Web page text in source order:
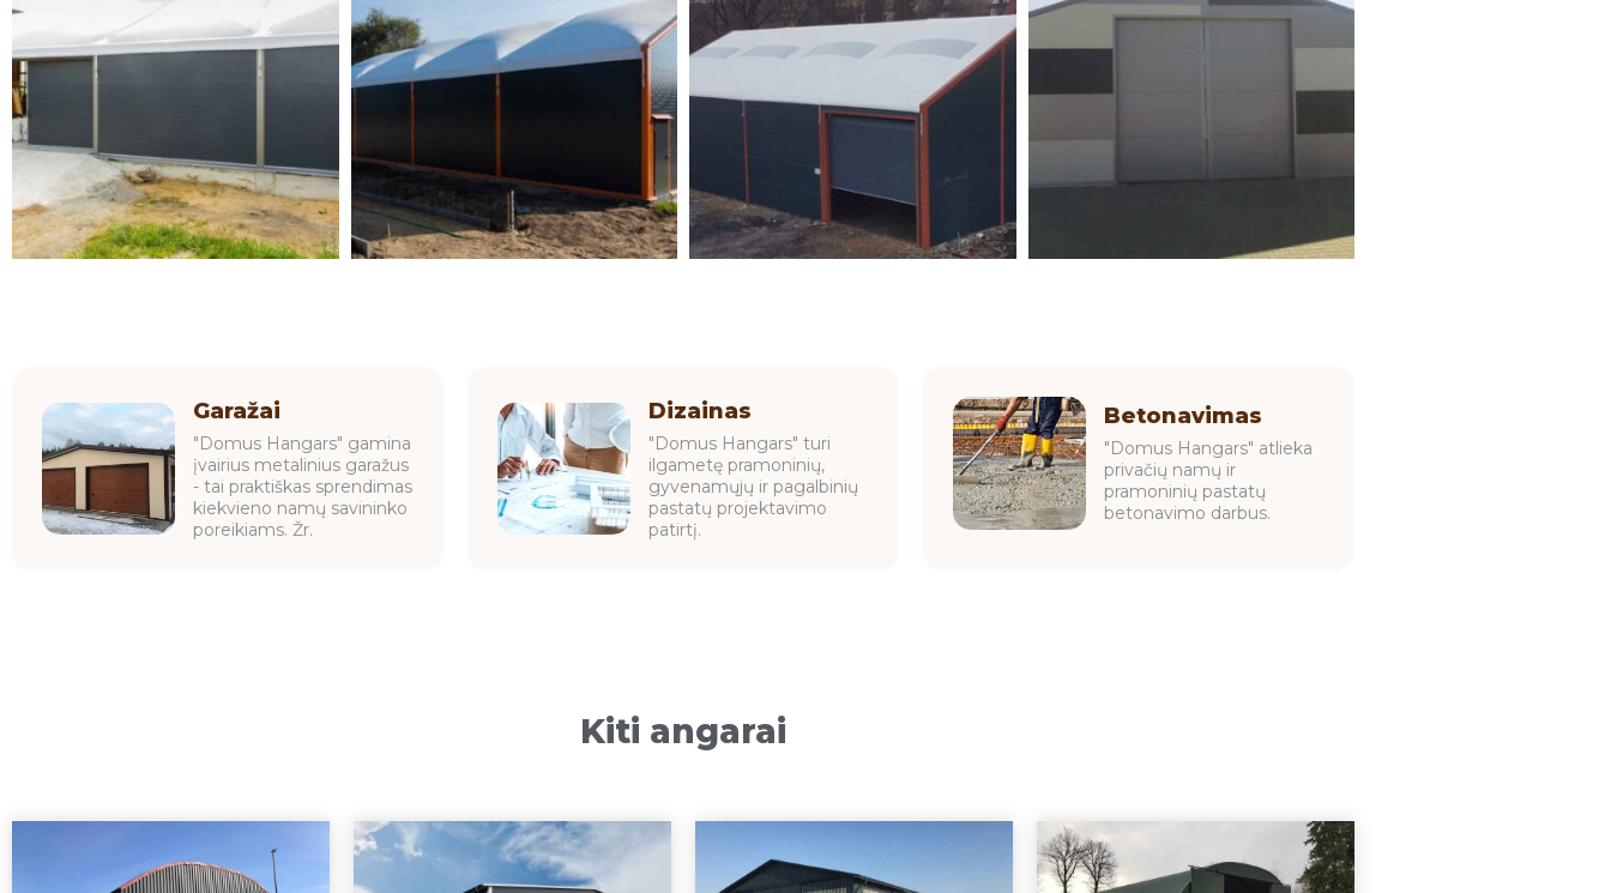
Garažai
"Domus Hangars" gamina
įvairius metalinius garažus
- tai praktiškas sprendimas
kiekvieno namų savininko
poreikiams. Žr.
Dizainas
"Domus Hangars" turi
ilgametę pramoninių,
gyvenamųjų ir pagalbinių
pastatų projektavimo
patirtį.
Betonavimas
"Domus Hangars" atlieka
privačių namų ir
pramoninių pastatų
betonavimo darbus.
Kiti angarai